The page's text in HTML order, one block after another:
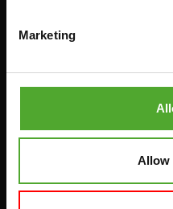
Marketing
Allow